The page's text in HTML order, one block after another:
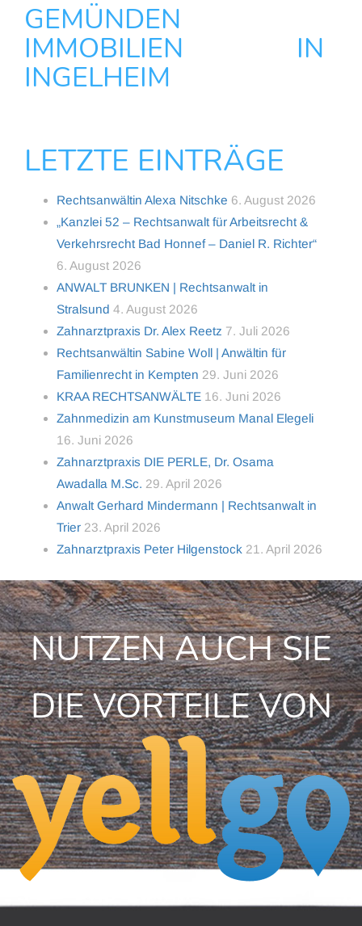
GEMÜNDEN
IMMOBILIEN IN
INGELHEIM
LETZTE EINTRÄGE
Rechtsanwältin Alexa Nitschke 6. August 2026
„Kanzlei 52 – Rechtsanwalt für Arbeitsrecht &
Verkehrsrecht Bad Honnef – Daniel R. Richter“
6. August 2026
ANWALT BRUNKEN | Rechtsanwalt in
Stralsund 4. August 2026
Zahnarztpraxis Dr. Alex Reetz 7. Juli 2026
Rechtsanwältin Sabine Woll | Anwältin für
Familienrecht in Kempten 29. Juni 2026
KRAA RECHTSANWÄLTE 16. Juni 2026
Zahnmedizin am Kunstmuseum Manal Elegeli
16. Juni 2026
Zahnarztpraxis DIE PERLE, Dr. Osama
Awadalla M.Sc. 29. April 2026
Anwalt Gerhard Mindermann | Rechtsanwalt in
Trier 23. April 2026
Zahnarztpraxis Peter Hilgenstock 21. April 2026
NUTZEN AUCH SIE
DIE VORTEILE VON